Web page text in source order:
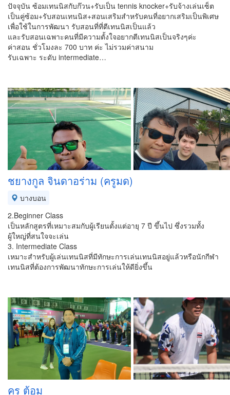
ปัจจุบัน ซ้อมเทนนิสกับก๊วน+รับเป็น tennis knocker+รับจ้างเล่นเซ็ต
เป็นคู่ซ้อม+รับสอนเทนนิส+สอนเสริมสำหรับคนที่อยากเสริมเป็นพิเศษ
เพื่อใช้ในการพัฒนา รับสอนที่ที่ตีเทนนิสเป็นแล้ว
และรับสอนเฉพาะคนที่มีความตั้งใจอยากตีเทนนิสเป็นจริงๆค่ะ
ค่าสอน ชั่วโมงละ 700 บาท ค่ะ ไม่รวมค่าสนาม
รับเฉพาะ ระดับ intermediate…
ชยางกูล จินดาอร่าม (ครูมด)
บางบอน
2.Beginner Class
เป็นหลักสูตรที่เหมาะสมกับผู้เรียนตั้งแต่อายุ 7 ปี ขึ้นไป ซึ่งรวมทั้ง
ผู้ใหญ่ที่สนใจจะเล่น
3. Intermediate Class
เหมาะสำหรับผู้เล่นเทนนิสที่มีทักษะการเล่นเทนนิสอยู่แล้วหรือนักกีฬา
เทนนิสที่ต้องการพัฒนาทักษะการเล่นให้ดียิ่งขึ้น
ครู ต้อม